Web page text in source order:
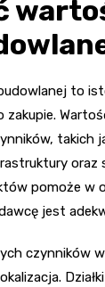
to
takich
oraz
pomoże w
jest
czynników